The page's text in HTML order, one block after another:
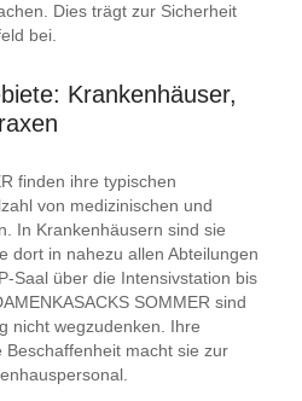
Dies trägt zur Sicherheit
bei.
Krankenhäuser,
finden ihre typischen
von medizinischen und
In Krankenhäusern sind sie
dort in nahezu allen Abteilungen
Saal über die Intensivstation bis
SOMMER sind
nicht wegzudenken. Ihre
macht sie zur